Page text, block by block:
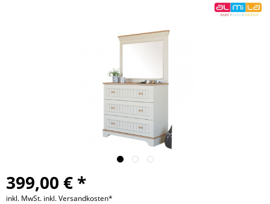
399,00 € *
inkl. MwSt. inkl. Versandkosten*